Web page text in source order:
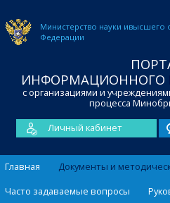
Министерство науки ивысшего
Федерации
ИНФОРМАЦИОННОГО
с организациями и
процесса
Личный кабинет
Главная
Документы и
Часто задаваемые вопросы